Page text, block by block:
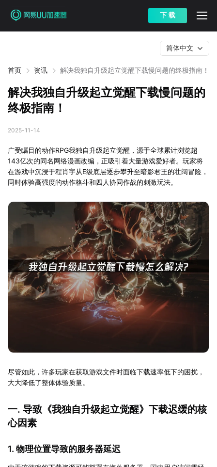
下 载
首页 资讯 解决我独自升级起立觉醒下载慢问题的终极指南！
简体中文
解决我独自升级起立觉醒下载慢问题的
终极指南！
2025-11-14
广受瞩目的动作RPG我独自升级起立觉醒，源于全球累计浏览超
143亿次的同名网络漫画改编，正吸引着大量游戏爱好者。玩家将
在游戏中沉浸于程肖宇从E级底层逐步攀升至暗影君王的壮阔冒险，
同时体验高强度的动作格斗和四人协同作战的刺激玩法。
尽管如此，许多玩家在获取游戏文件时面临下载速率低下的困扰，
大大降低了整体体验质量。
一. 导致《我独自升级起立觉醒》下载迟缓的核
心因素
1. 物理位置导致的服务器延迟